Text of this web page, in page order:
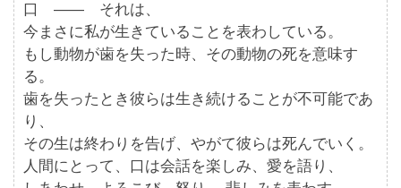
口 ―― それは、
今まさに私が生きていることを表わしている。
もし動物が歯を失った時、その動物の死を意味す
る。
歯を失ったとき彼らは生き続けることが不可能であ
り、
その生は終わりを告げ、やがて彼らは死んでいく。
人間にとって、口は会話を楽しみ、愛を語り、